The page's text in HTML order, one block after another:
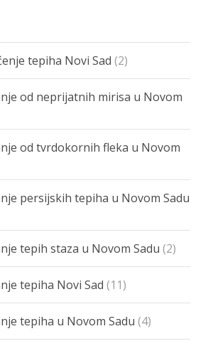
tepiha Novi Sad (2)
od neprijatnih mirisa u Novom
od tvrdokornih fleka u Novom
persijskih tepiha u Novom Sadu
tepih staza u Novom Sadu (2)
tepiha Novi Sad (11)
tepiha u Novom Sadu (4)